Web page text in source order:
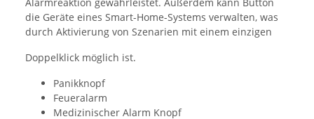
die Geräte eines Smart-Home-Systems verwalten, was
durch Aktivierung von Szenarien mit einem einzigen
Doppelklick möglich ist.
Panikknopf
Feueralarm
Medizinischer Alarm Knopf